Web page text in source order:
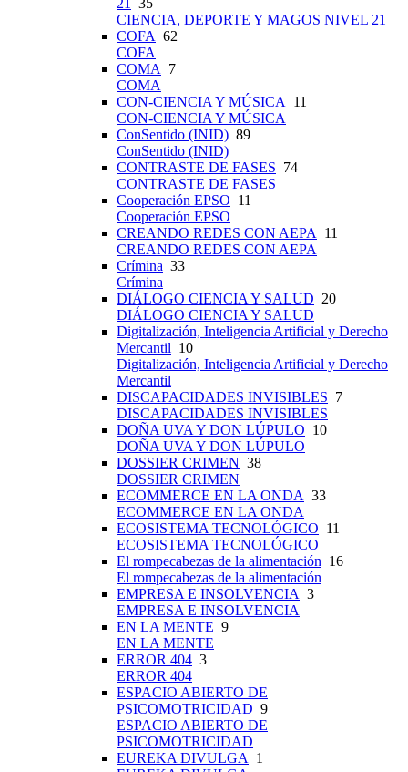
21 35
CIENCIA, DEPORTE Y MAGOS NIVEL 21
COFA 62
COFA
COMA 7
COMA
CON-CIENCIA Y MÚSICA 11
CON-CIENCIA Y MÚSICA
ConSentido (INID) 89
ConSentido (INID)
CONTRASTE DE FASES 74
CONTRASTE DE FASES
Cooperación EPSO 11
Cooperación EPSO
CREANDO REDES CON AEPA 11
CREANDO REDES CON AEPA
Crímina 33
Crímina
DIÁLOGO CIENCIA Y SALUD 20
DIÁLOGO CIENCIA Y SALUD
Digitalización, Inteligencia Artificial y Derecho
Mercantil 10
Digitalización, Inteligencia Artificial y Derecho
Mercantil
DISCAPACIDADES INVISIBLES 7
DISCAPACIDADES INVISIBLES
DOÑA UVA Y DON LÚPULO 10
DOÑA UVA Y DON LÚPULO
DOSSIER CRIMEN 38
DOSSIER CRIMEN
ECOMMERCE EN LA ONDA 33
ECOMMERCE EN LA ONDA
ECOSISTEMA TECNOLÓGICO 11
ECOSISTEMA TECNOLÓGICO
El rompecabezas de la alimentación 16
El rompecabezas de la alimentación
EMPRESA E INSOLVENCIA 3
EMPRESA E INSOLVENCIA
EN LA MENTE 9
EN LA MENTE
ERROR 404 3
ERROR 404
ESPACIO ABIERTO DE
PSICOMOTRICIDAD 9
ESPACIO ABIERTO DE
PSICOMOTRICIDAD
EUREKA DIVULGA 1